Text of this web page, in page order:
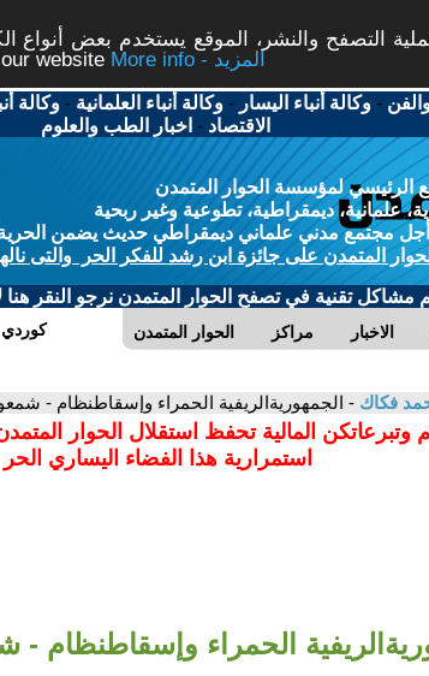
التصفح والنشر، الموقع يستخدم بعض أنواع
website
More info - المزيد
-وكالة أنباء اليسار -وكالة أنباء العلمانية -وكالة
الاقتصاد - اخبار الطب والعلوم
الرئيسي لمؤسسة الحوار المتمدن
علمانية، ديمقراطية، تطوعية وغير ربحية
مجتمع مدني علماني ديمقراطي حديث يضمن الحرية
المتمدن على جائزة ابن رشد للفكر الحر والتى
مشاكل تقنية في تصفح الحوار المتمدن نرجو النقر هنا
الحوار المتمدن مراكز الاخبار كوردي
فكاك - الجمهوريةالريفية الحمراء وإسقاطنظام -
وتبرعاتكن المالية تحفظ استقلال الحوار
استمرارية هذا الفضاء اليساري الحر
الحمراء